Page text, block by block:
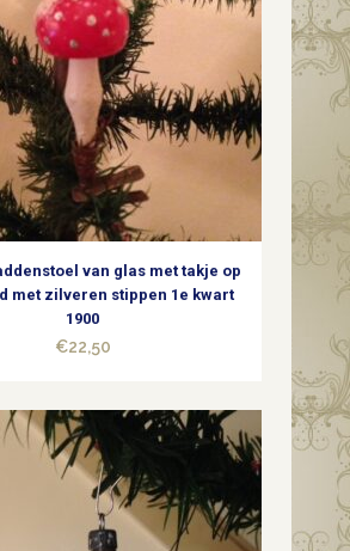
van glas met takje op
met zilveren stippen 1e kwart
1900
€22,50